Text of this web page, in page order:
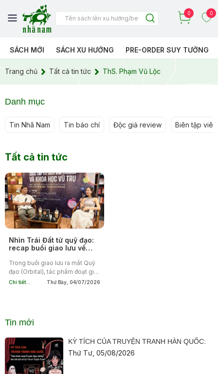
0 0
SÁCH MỚI SÁCH XU HƯỚNG PRE-ORDER SUY TƯỞNG
Trang chủ Tất cả tin tức ThS. Phạm Vũ Lộc
Danh mục
Tin Nhã Nam Tin báo chí Độc giả review Biên tập
Tất cả tin tức
Nhìn Trái Đất từ quỹ đạo:
recap buổi giao lưu về
Samantha Harvey
Trong buổi giao lưu ra mắt Quỹ
đạo (Orbital), tác phẩm đoạt giải
Booker Prize 2024 của
Chi tiết... Thứ Bảy, 04/07/2026
Tin mới
KỲ TÍCH CỦA TRUYỆN TRANH HÀN QUỐC:
Thứ Tư, 05/08/2026